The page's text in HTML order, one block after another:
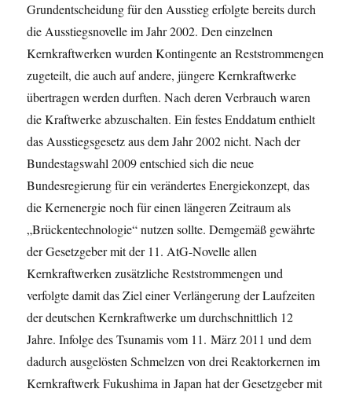
Grundentscheidung für den Ausstieg erfolgte bereits durch
die Ausstiegsnovelle im Jahr 2002. Den einzelnen
Kernkraftwerken wurden Kontingente an Reststrommengen
zugeteilt, die auch auf andere, jüngere Kernkraftwerke
übertragen werden durften. Nach deren Verbrauch waren
die Kraftwerke abzuschalten. Ein festes Enddatum enthielt
das Ausstiegsgesetz aus dem Jahr 2002 nicht. Nach der
Bundestagswahl 2009 entschied sich die neue
Bundesregierung für ein verändertes Energiekonzept, das
die Kernenergie noch für einen längeren Zeitraum als
„Brückentechnologie“ nutzen sollte. Demgemäß gewährte
der Gesetzgeber mit der 11. AtG-Novelle allen
Kernkraftwerken zusätzliche Reststrommengen und
verfolgte damit das Ziel einer Verlängerung der Laufzeiten
der deutschen Kernkraftwerke um durchschnittlich 12
Jahre. Infolge des Tsunamis vom 11. März 2011 und dem
dadurch ausgelösten Schmelzen von drei Reaktorkernen im
Kernkraftwerk Fukushima in Japan hat der Gesetzgeber mit